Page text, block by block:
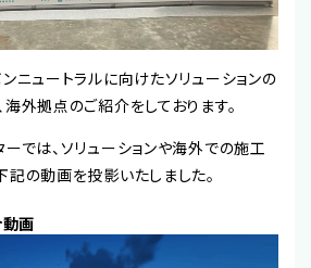
ニュートラルに向けたソリューションの
外拠点のご紹介をしております。
では、ソリューションや海外での施工
の動画を投影いたしました。
画